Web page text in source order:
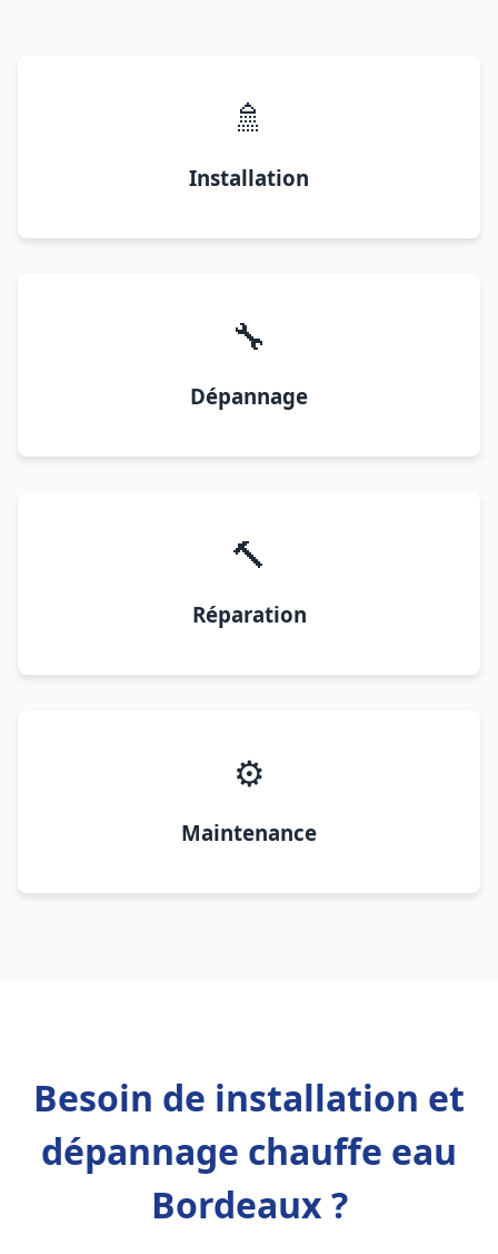
🚿
Installation
🔧
Dépannage
🔨
Réparation
⚙️
Maintenance
Besoin de installation et
dépannage chauffe eau
Bordeaux ?